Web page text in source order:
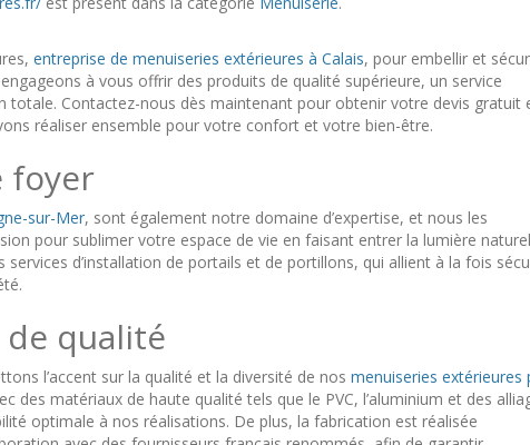
entreprise de menuiseries extérieures à Calais, pour embellir et
à vous offrir des produits de qualité supérieure, un service
totale. Contactez-nous dès maintenant pour obtenir votre devis gratuit
réaliser ensemble pour votre confort et votre bien-être.
foyer
sur-Mer, sont également notre domaine d’expertise, et nous les
pour sublimer votre espace de vie en faisant entrer la lumière
services d’installation de portails et de portillons, qui allient à la fois
qualité
l’accent sur la qualité et la diversité de nos menuiseries extérieures
des matériaux de haute qualité tels que le PVC, l’aluminium et des
optimale à nos réalisations. De plus, la fabrication est réalisée